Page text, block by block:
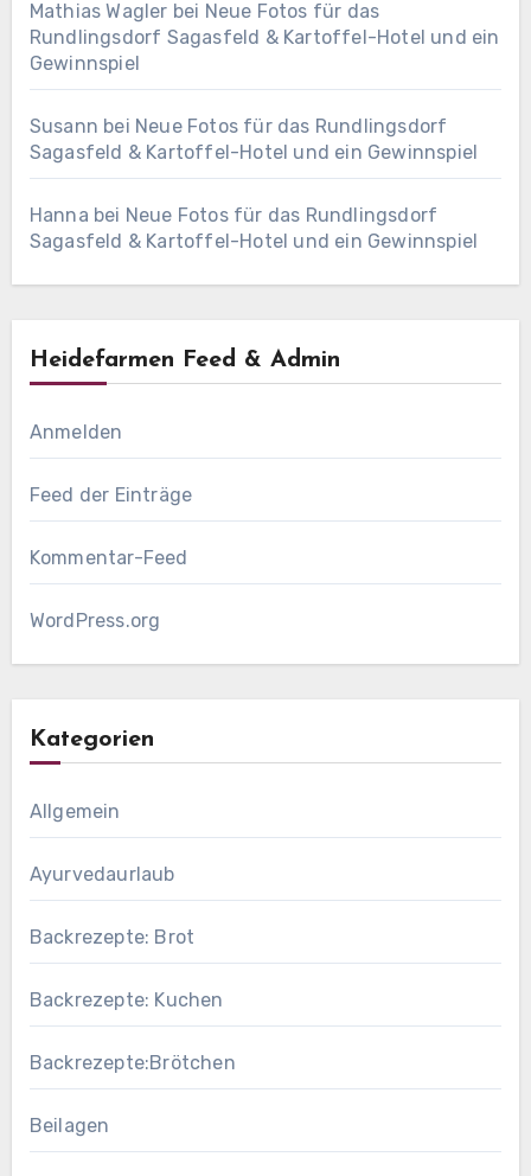
Mathias Wagler bei Neue Fotos für das
Rundlingsdorf Sagasfeld & Kartoffel-Hotel und ein
Gewinnspiel
Susann bei Neue Fotos für das Rundlingsdorf
Sagasfeld & Kartoffel-Hotel und ein Gewinnspiel
Hanna bei Neue Fotos für das Rundlingsdorf
Sagasfeld & Kartoffel-Hotel und ein Gewinnspiel
Heidefarmen Feed & Admin
Anmelden
Feed der Einträge
Kommentar-Feed
WordPress.org
Kategorien
Allgemein
Ayurvedaurlaub
Backrezepte: Brot
Backrezepte: Kuchen
Backrezepte:Brötchen
Beilagen